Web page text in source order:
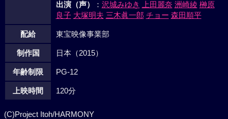
出演（声）
： 沢城みゆき 上田麗奈 洲崎綾 榊原
良子 大塚明夫 三木眞一郎 チョー 森田順平
配給 東宝映像事業部
制作国 日本（2015）
年齢制限 PG-12
上映時間 120分
(C)Project Itoh/HARMONY